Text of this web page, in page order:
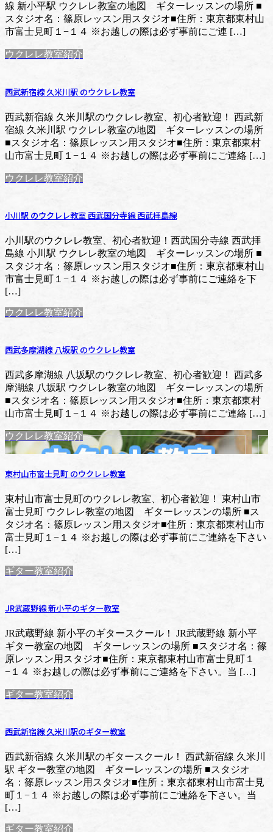
線 新小平駅 ウクレレ教室の地図 ギターレッスンの場所 ■
スタジオ名：篠原レッスン用スタジオ■住所：東京都東村山
市富士見町１−１４ ※お越しの際は必ず事前にご連 […]
ウクレレ教室紹介
西武新宿線 久米川駅 のウクレレ教室
西武新宿線 久米川駅のウクレレ教室、初心者歓迎！ 西武新
宿線 久米川駅 ウクレレ教室の地図 ギターレッスンの場所
■スタジオ名：篠原レッスン用スタジオ■住所：東京都東村
山市富士見町１−１４ ※お越しの際は必ず事前にご連絡 […]
ウクレレ教室紹介
小川駅 のウクレレ教室 西武国分寺線 西武拝島線
小川駅のウクレレ教室、初心者歓迎！西武国分寺線 西武拝
島線 小川駅 ウクレレ教室の地図 ギターレッスンの場所 ■
スタジオ名：篠原レッスン用スタジオ■住所：東京都東村山
市富士見町１−１４ ※お越しの際は必ず事前にご連絡を下
[…]
ウクレレ教室紹介
西武多摩湖線 八坂駅 のウクレレ教室
西武多摩湖線 八坂駅のウクレレ教室、初心者歓迎！ 西武多
摩湖線 八坂駅 ウクレレ教室の地図 ギターレッスンの場所
■スタジオ名：篠原レッスン用スタジオ■住所：東京都東村
山市富士見町１−１４ ※お越しの際は必ず事前にご連絡 […]
ウクレレ教室紹介
東村山市富士見町 のウクレレ教室
東村山市富士見町のウクレレ教室、初心者歓迎！ 東村山市
富士見町 ウクレレ教室の地図 ギターレッスンの場所 ■ス
タジオ名：篠原レッスン用スタジオ■住所：東京都東村山市
富士見町１−１４ ※お越しの際は必ず事前にご連絡を下さい
[…]
ギター教室紹介
JR武蔵野線 新小平のギター教室
JR武蔵野線 新小平のギタースクール！ JR武蔵野線 新小平
ギター教室の地図 ギターレッスンの場所 ■スタジオ名：篠
原レッスン用スタジオ■住所：東京都東村山市富士見町１
−１４ ※お越しの際は必ず事前にご連絡を下さい。当 […]
ギター教室紹介
西武新宿線 久米川駅のギター教室
西武新宿線 久米川駅のギタースクール！ 西武新宿線 久米川
駅 ギター教室の地図 ギターレッスンの場所 ■スタジオ
名：篠原レッスン用スタジオ■住所：東京都東村山市富士見
町１−１４ ※お越しの際は必ず事前にご連絡を下さい。当
[…]
ギター教室紹介